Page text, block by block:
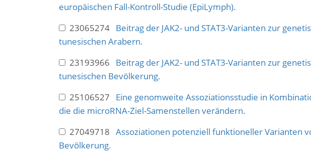
europäischen Fall-Kontroll-Studie (EpiLymph).
23065274 Beitrag der JAK2- und STAT3-Varianten zur
tunesischen Arabern.
23193966 Beitrag der JAK2- und STAT3-Varianten zur
tunesischen Bevölkerung.
25106527 Eine genomweite Assoziationsstudie in
die die microRNA-Ziel-Samenstellen verändern.
27049718 Assoziationen potenziell funktioneller Varianten
Bevölkerung.